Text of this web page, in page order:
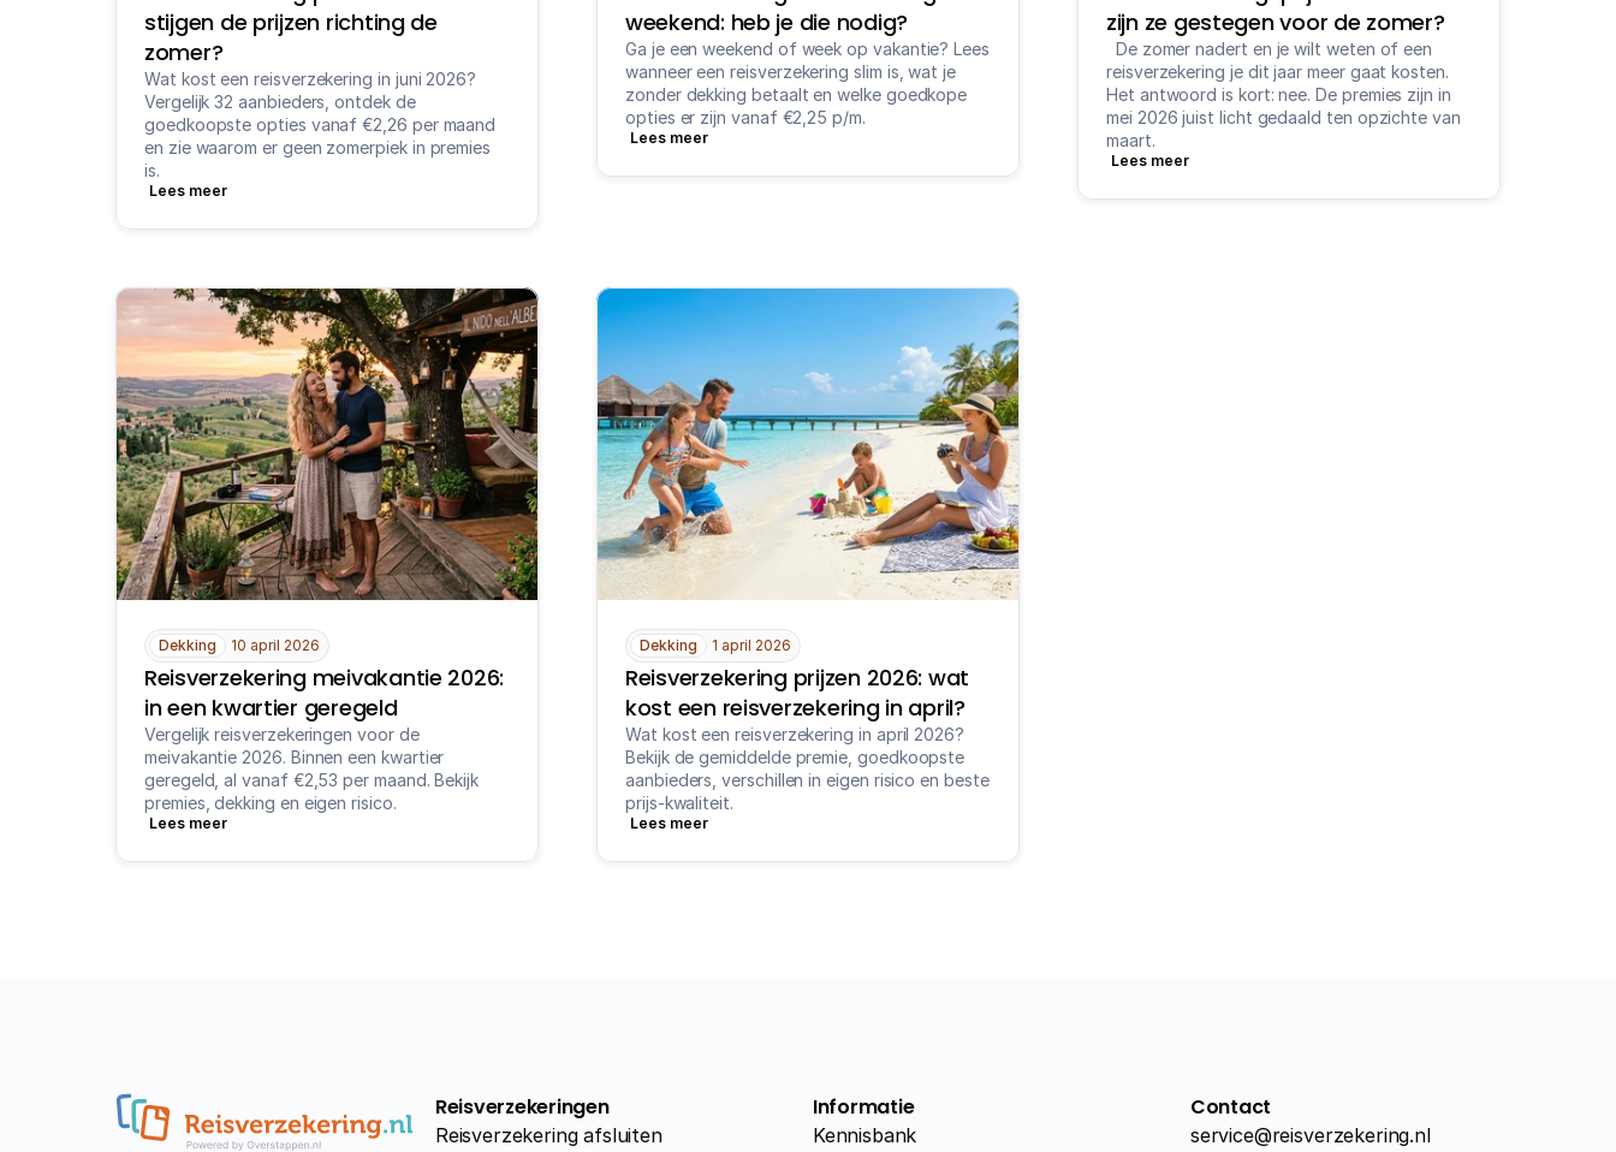
stijgen de prijzen richting de
zomer?
Wat kost een reisverzekering in juni 2026?
Vergelijk 32 aanbieders, ontdek de
goedkoopste opties vanaf €2,26 per maand
en zie waarom er geen zomerpiek in premies
is.
Lees meer
weekend: heb je die nodig?
Ga je een weekend of week op vakantie? Lees
wanneer een reisverzekering slim is, wat je
zonder dekking betaalt en welke goedkope
opties er zijn vanaf €2,25 p/m.
Lees meer
zijn ze gestegen voor de zomer?
reisverzekering je dit jaar meer gaat kosten.
Het antwoord is kort: nee. De premies zijn in
mei 2026 juist licht gedaald ten opzichte van
maart.
Lees meer
Dekking 10 april 2026
Reisverzekering meivakantie 2026:
in een kwartier geregeld
Vergelijk reisverzekeringen voor de
meivakantie 2026. Binnen een kwartier
geregeld, al vanaf €2,53 per maand. Bekijk
premies, dekking en eigen risico.
Lees meer
Dekking 1 april 2026
Reisverzekering prijzen 2026: wat
kost een reisverzekering in april?
Wat kost een reisverzekering in april 2026?
Bekijk de gemiddelde premie, goedkoopste
aanbieders, verschillen in eigen risico en beste
prijs-kwaliteit.
Lees meer
Reisverzekeringen
Reisverzekering afsluiten
Informatie
Kennisbank
Contact
service@reisverzekering.nl